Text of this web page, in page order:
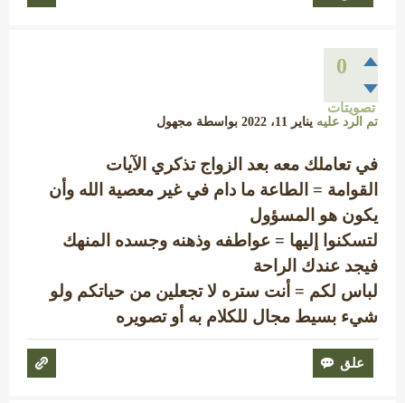
0
تصويتات
تم الرد عليه يناير 11، 2022 بواسطة مجهول
في تعاملك معه بعد الزواج تذكري الآيات
القوامة = الطاعة ما دام في غير معصية الله وأن
يكون هو المسؤول
لتسكنوا إليها = عواطفه وذهنه وجسده المنهك
فيجد عندك الراحة
لباس لكم = أنت ستره لا تجعلين من حياتكم ولو
شيء بسيط مجال للكلام به أو تصويره